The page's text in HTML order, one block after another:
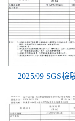
2025/09 SGS檢